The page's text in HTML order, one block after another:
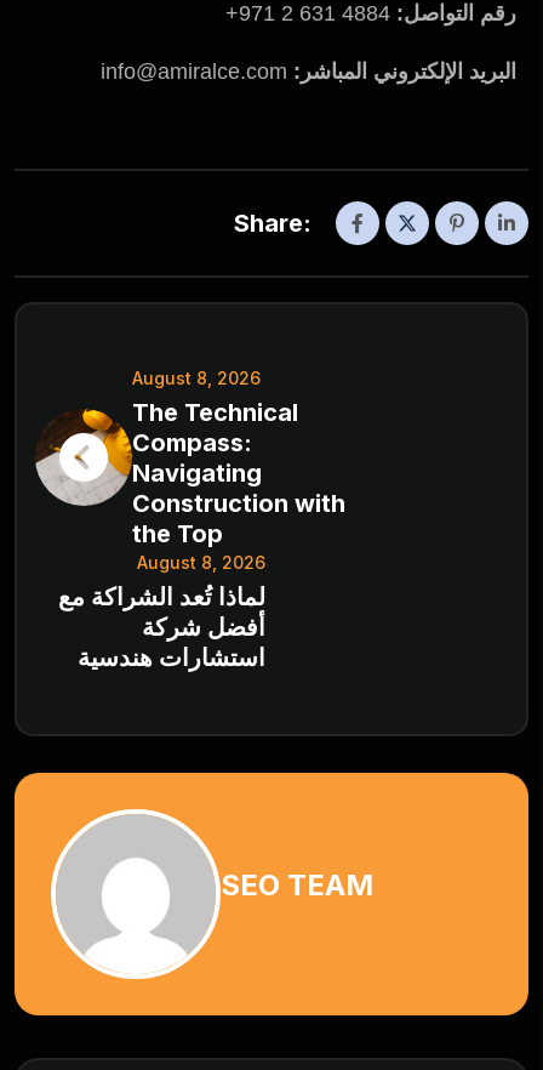
رقم التواصل:
البريد الإلكتروني المباشر:
Share:
August 8, 2026
The Technical
Compass:
Navigating
Construction with
the Top
August 8, 2026
لماذا تُعد الشراكة مع
أفضل شركة
استشارات هندسية
SEO TEAM